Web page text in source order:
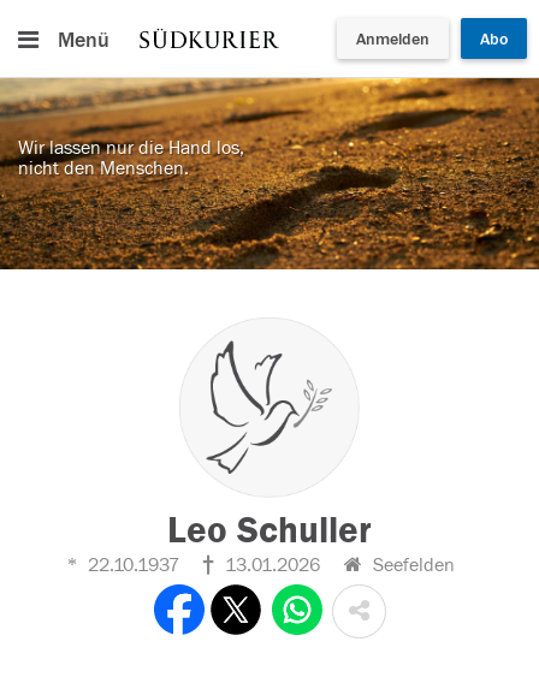
Menü Anmelden Abo
Wir lassen nur die Hand los,
nicht den Menschen.
Leo Schuller
22.10.1937 13.01.2026 Seefelden